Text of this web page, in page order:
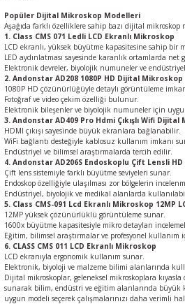
Popüler Dijital Mikroskop Modelleri
Aşağıda farklı özelliklere sahip bazı dijital
1. Class CMS 071 Ledli LCD Ekranlı Mikroskop
LCD ekranlı, yüksek büyütme kapasitesine sahip bir
LED aydınlatması sayesinde karanlık ortamlarda net
Elektronik devreler, biyolojik numuneler ve
2. Andonstar AD208 1080P HD Dijital Mikroskop
1080P HD çözünürlüğüyle detaylı görüntüleme
Fotoğraf ve video çekim özelliği bulunur.
Elektronik bileşenler ve biyolojik numuneler için
3. Andonstar AD409 Pro Hdmi Çıkışlı Wifi
HDMI çıkışı sayesinde büyük ekranlara bağlanabilir.
WiFi bağlantı desteğiyle kablosuz kullanım imkanı
Endüstriyel ve bilimsel araştırmalarda tercih edilir.
4. Andonstar AD206S Endoskoplu Çift Lensli
Çift lens sistemiyle farklı büyütme seviyeleri sunar.
Endoskop özelliğiyle ulaşılması zor bölgelerin
Endüstriyel, biyolojik ve medikal alanlarda
5. Class CMS-091 Lcd Ekranlı Mikroskop 12MP
12MP yüksek çözünürlüklü görüntüleme sunar.
1600x büyütme kapasitesiyle mikro detayları
Eğitim, bilimsel araştırmalar ve profesyonel kullanım
6. CLASS CMS 011 LCD Ekranlı Mikroskop
LCD ekranıyla ergonomik kullanım sunar.
Elektronik, biyoloji ve malzeme bilimi alanlarında
Dijital mikroskoplar, geleneksel mikroskoplara kıyasla
sunarak bilim, endüstri ve eğitim alanlarında büyük
uygun modeli seçerek çalışmalarınızı daha verimli